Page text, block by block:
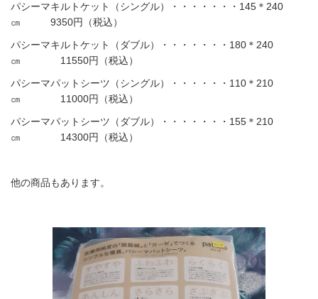
パシーマキルトケット（シングル）・・・・・・・145＊240
㎝ 9350円（税込）
パシーマキルトケット（ダブル）・・・・・・・180＊240
㎝ 11550円（税込）
パシーマパットシーツ（シングル）・・・・・・110＊210
㎝ 11000円（税込）
パシーマパットシーツ（ダブル）・・・・・・・155＊210
㎝ 14300円（税込）
他の商品もあります。